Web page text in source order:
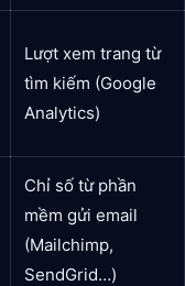
Lượt xem trang từ
tìm kiếm (Google
Analytics)
Chỉ số từ phần
mềm gửi email
(Mailchimp,
SendGrid…)